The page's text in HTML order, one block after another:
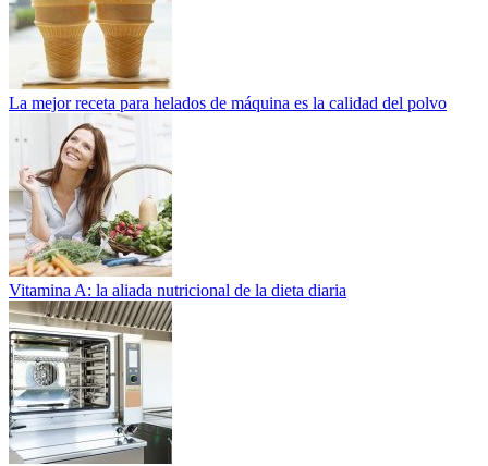
La mejor receta para helados de máquina es la calidad del polvo
Vitamina A: la aliada nutricional de la dieta diaria